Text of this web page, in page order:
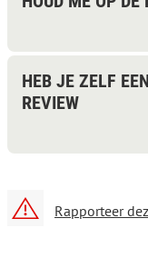
HEB JE ZELF
REVIEW
Rapporteer